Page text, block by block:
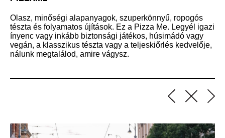
Olasz, minőségi alapanyagok, szuperkönnyű, ropogós
tészta és folyamatos újítások. Ez a Pizza Me. Legyél igazi
ínyenc vagy inkább biztonsági játékos, húsimádó vagy
vegán, a klasszikus tészta vagy a teljeskiőrlés kedvelője,
nálunk megtalálod, amire vágysz.